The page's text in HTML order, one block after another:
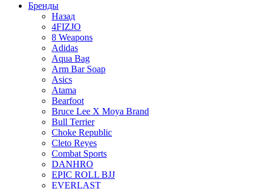
Бренды
Назад
4FIZJO
8 Weapons
Adidas
Aqua Bag
Arm Bar Soap
Asics
Atama
Bearfoot
Bruce Lee X Moya Brand
Bull Terrier
Choke Republic
Cleto Reyes
Combat Sports
DANHRO
EPIC ROLL BJJ
EVERLAST